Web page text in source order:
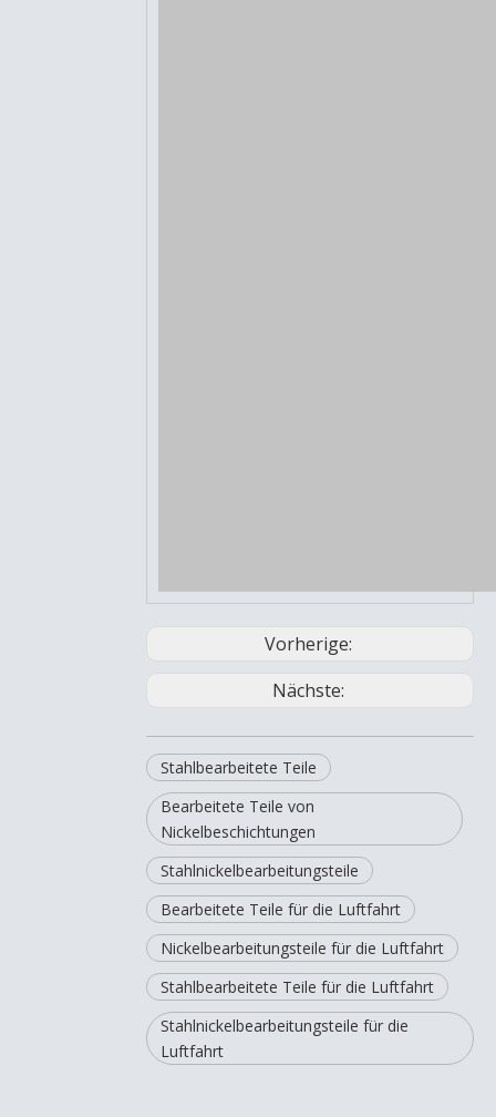
Vorherige:
Nächste:
Stahlbearbeitete Teile
Bearbeitete Teile von
Nickelbeschichtungen
Stahlnickelbearbeitungsteile
Bearbeitete Teile für die Luftfahrt
Nickelbearbeitungsteile für die Luftfahrt
Stahlbearbeitete Teile für die Luftfahrt
Stahlnickelbearbeitungsteile für die
Luftfahrt